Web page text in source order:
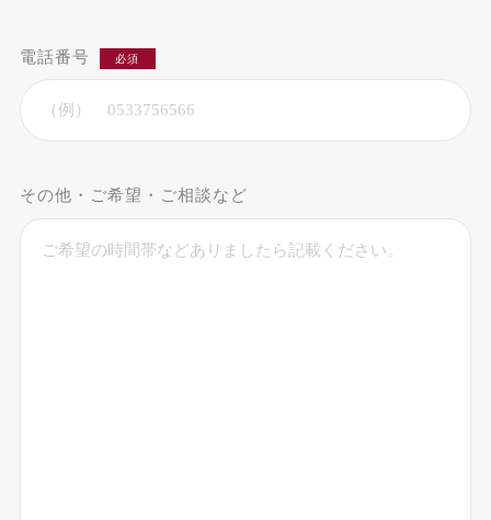
電話番号 必須
その他・ご希望・ご相談など